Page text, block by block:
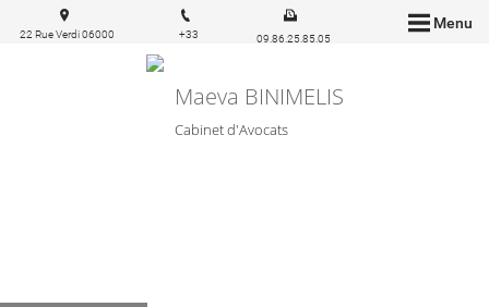
Menu
Maeva BINIMELIS
Cabinet d'Avocats
22 Rue Verdi 06000
+33
09.86.25.85.05